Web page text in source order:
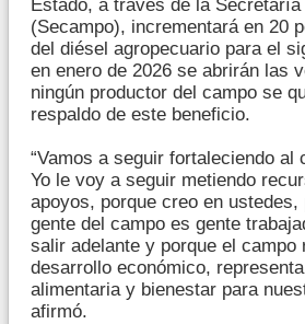
Estado, a través de la
(Secampo), incrementará en 20
del diésel agropecuario para el
en enero de 2026 se abrirán las
ningún productor del campo se
respaldo de este beneficio.
“Vamos a seguir fortaleciendo al
Yo le voy a seguir metiendo
apoyos, porque creo en ustedes,
gente del campo es gente
salir adelante y porque el campo
desarrollo económico,
alimentaria y bienestar para
afirmó.